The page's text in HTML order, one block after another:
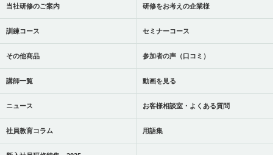
当社研修のご案内 研修をお考えの企業様
訓練コース セミナーコース
その他商品 参加者の声（口コミ）
講師一覧 動画を見る
ニュース お客様相談室・よくある質問
社員教育コラム 用語集